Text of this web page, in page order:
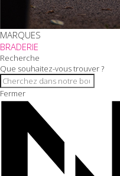
MARQUES
BRADERIE
Recherche
Que souhaitez-vous trouver ?
Fermer